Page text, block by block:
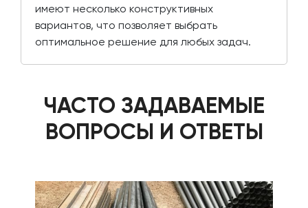
имеют несколько конструктивных
вариантов, что позволяет выбрать
оптимальное решение для любых задач.
ЧАСТО ЗАДАВАЕМЫЕ
ВОПРОСЫ И ОТВЕТЫ